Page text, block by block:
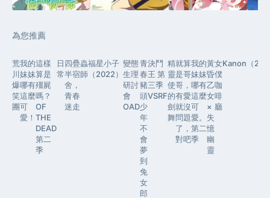
為您推薦
荒
川
爆
笑
團
我的
妹妹
哪有
這麼
可
愛！
這樣
算是
殭屍
嗎？
OF
THE
DEAD
第二
季
日
常
四疊
半宿
舍，
青春
迷走
蟲
師
福星小子
（2022）
變態
生理
研討
會
OAD
青
春
豬
頭
少
年
不
會
夢
到
兔
女
郎
決鬥
王 第
三季
VSRF
精
靈
使
的
劍
舞
就算
是哥
哥，
有愛
就沒
問題
了，
對吧
我的
妹妹
哪有
這麼
可
愛。
第二
季
黃
昏
乙
女
×
失
憶
幽
靈
女
僕
咖
啡
廳
Kanon（